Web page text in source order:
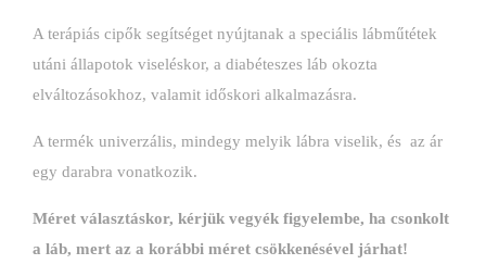
A terápiás cipők segítséget nyújtanak a speciális lábműtétek
utáni állapotok viseléskor, a diabéteszes láb okozta
elváltozásokhoz, valamit időskori alkalmazásra.
A termék univerzális, mindegy melyik lábra viselik, és az ár
egy darabra vonatkozik.
Méret választáskor, kérjük vegyék figyelembe, ha csonkolt
a láb, mert az a korábbi méret csökkenésével járhat!